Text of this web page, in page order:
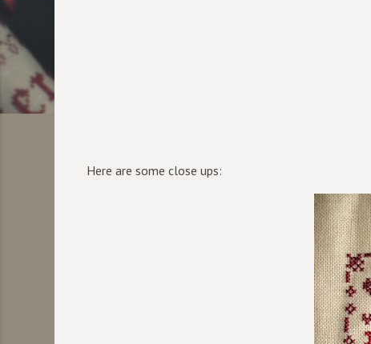
Here are some close ups: